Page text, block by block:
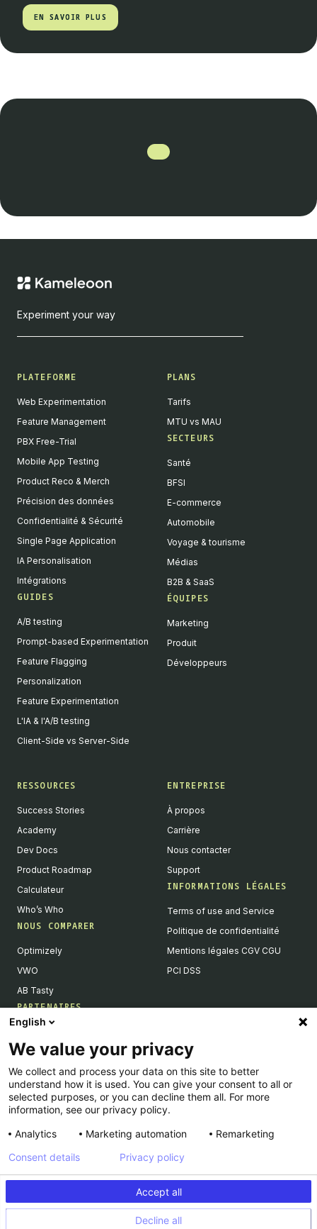
EN SAVOIR PLUS
EN SAVOIR PLUS
Experiment your way
PLATEFORME
Web Experimentation
Feature Management
PBX Free-Trial
Mobile App Testing
Product Reco & Merch
Précision des données
Confidentialité & Sécurité
Single Page Application
IA Personalisation
Intégrations
GUIDES
A/B testing
Prompt-based Experimentation
Feature Flagging
Personalization
Feature Experimentation
L'IA & l'A/B testing
Client-Side vs Server-Side
PLANS
Tarifs
MTU vs MAU
SECTEURS
Santé
BFSI
E-commerce
Automobile
Voyage & tourisme
Médias
B2B & SaaS
ÉQUIPES
Marketing
Produit
Développeurs
RESSOURCES
Success Stories
Academy
Dev Docs
Product Roadmap
Calculateur
Who’s Who
NOUS COMPARER
Optimizely
VWO
AB Tasty
PARTENAIRES
Devenir partenaires
Liste de nos intégrations
Agences Partenaires
ENTREPRISE
À propos
Carrière
Nous contacter
Support
INFORMATIONS LÉGALES
Terms of use and Service
Politique de confidentialité
Mentions légales CGV CGU
PCI DSS
© Kameleoon — 2026 All rights Reserved
Privacy policy
English
We value your privacy
We collect and process your data on this site to better
understand how it is used. You can give your consent to all or
selected purposes, or you can decline them all. For more
information, see our privacy policy.
Analytics
Marketing automation Remarketing
Accept all
Decline all
Consent details Privacy policy